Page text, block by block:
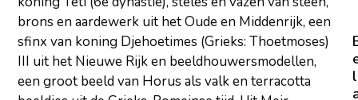
brons en aardewerk uit het Oude en Middenrijk, een
sfinx van koning Djehoetimes (Grieks: Thoetmoses)
III uit het Nieuwe Rijk en beeldhouwersmodellen,
een groot beeld van Horus als valk en terracotta
l